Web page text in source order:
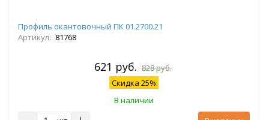
Профиль окантовочный ПК 01.2700.21
Артикул: 81768
621 руб. 828 руб.
Скидка 25%
В наличии